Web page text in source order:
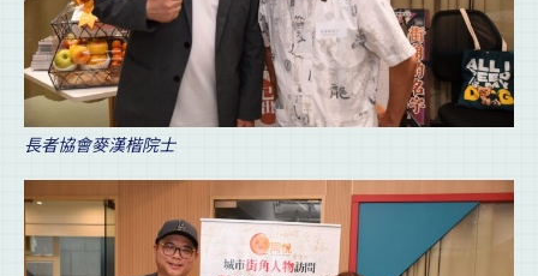
長者協會麥漢楷院士